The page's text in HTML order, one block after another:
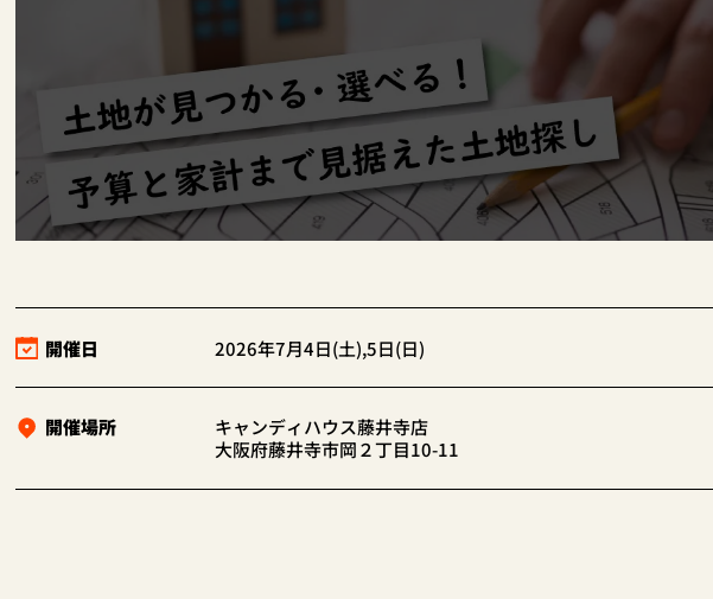
開催日 2026年7月4日(土),5日(日)
開催場所
キャンディハウス藤井寺店
大阪府藤井寺市岡２丁目10-11